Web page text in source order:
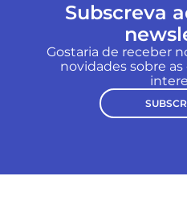
Subscreva
Gostaria de receber
novidades sobre